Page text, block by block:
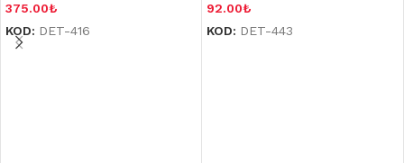
375.00₺
KOD: DET-416
92.00₺
KOD: DET-443